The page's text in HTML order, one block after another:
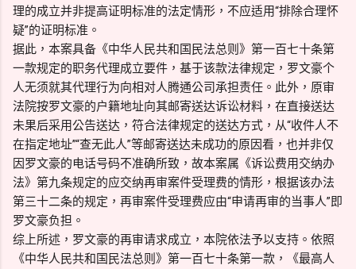
理的成立并非提高证明标准的法定情形，不应适用“排除合理怀
疑”的证明标准。
据此，本案具备《中华人民共和国民法总则》第一百七十条第
一款规定的职务代理成立要件，基于该款法律规定，罗文豪个
人无须就其代理行为向相对人腾通公司承担责任。此外，原审
法院按罗文豪的户籍地址向其邮寄送达诉讼材料，在直接送达
未果后采用公告送达，符合法律规定的送达方式，从“收件人不
在指定地址”“查无此人”等邮寄送达未成功的原因看，也并非仅
因罗文豪的电话号码不准确所致，故本案属《诉讼费用交纳办
法》第九条规定的应交纳再审案件受理费的情形，根据该办法
第三十二条的规定，再审案件受理费应由“申请再审的当事人”即
罗文豪负担。
综上所述，罗文豪的再审请求成立，本院依法予以支持。依照
《中华人民共和国民法总则》第一百七十条第一款，《最高人